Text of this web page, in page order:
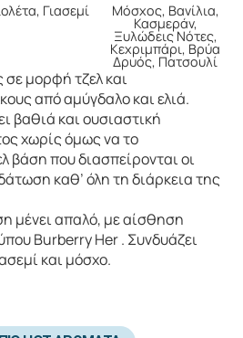
Γιασεμί
Μόσχος, Βανίλια,
Κασμεράν,
Ξυλώδεις Νότες,
Κεχριμπάρι, Βρύα
Δρυός, Πατσουλί
μορφή τζελ και
από αμύγδαλο και ελιά.
βαθιά και ουσιαστική
χωρίς όμως να το
βάση που διασπείρονται οι
καθ’ όλη τη διάρκεια της
μένει απαλό, με αίσθηση
Burberry Ηer . Συνδυάζει
και μόσχο.